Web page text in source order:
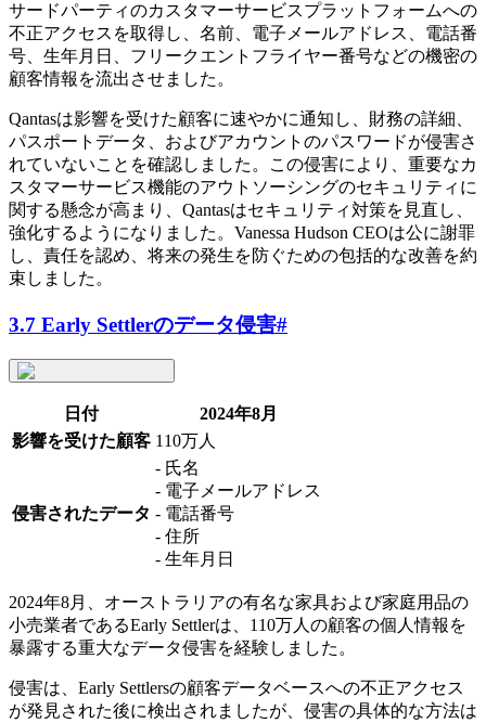
サードパーティのカスタマーサービスプラットフォームへの
不正アクセスを取得し、名前、電子メールアドレス、電話番
号、生年月日、フリークエントフライヤー番号などの機密の
顧客情報を流出させました。
Qantasは影響を受けた顧客に速やかに通知し、財務の詳細、
パスポートデータ、およびアカウントのパスワードが侵害さ
れていないことを確認しました。この侵害により、重要なカ
スタマーサービス機能のアウトソーシングのセキュリティに
関する懸念が高まり、Qantasはセキュリティ対策を見直し、
強化するようになりました。Vanessa Hudson CEOは公に謝罪
し、責任を認め、将来の発生を防ぐための包括的な改善を約
束しました。
3.7 Early Settlerのデータ侵害#
日付
2024年8月
影響を受けた顧客 110万人
侵害されたデータ
- 氏名
- 電子メールアドレス
- 電話番号
- 住所
- 生年月日
2024年8月、オーストラリアの有名な家具および家庭用品の
小売業者であるEarly Settlerは、110万人の顧客の個人情報を
暴露する重大なデータ侵害を経験しました。
侵害は、Early Settlersの顧客データベースへの不正アクセス
が発見された後に検出されましたが、侵害の具体的な方法は